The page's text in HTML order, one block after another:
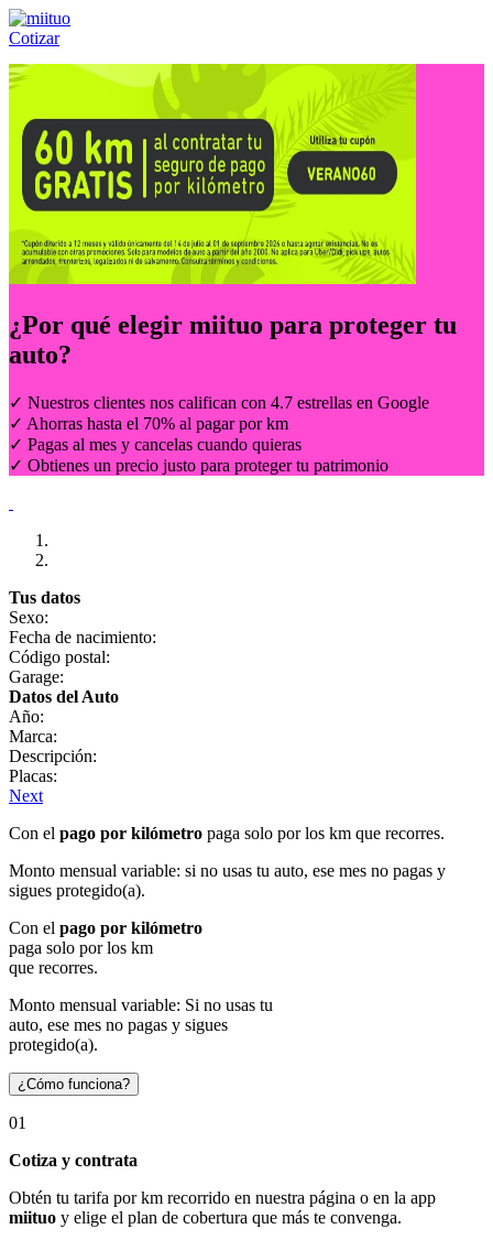
Cotizar
Llámanos al:(55) 84-21-05-00 ó
¿Por qué elegir miituo para proteger tu
auto?
✓ Nuestros clientes nos califican con 4.7 estrellas en Google
✓ Ahorras hasta el 70% al pagar por km
✓ Pagas al mes y cancelas cuando quieras
✓ Obtienes un precio justo para proteger tu patrimonio
Tus datos
Sexo:
Fecha de nacimiento:
Código postal:
Garage:
Datos del Auto
Año:
Marca:
Descripción:
Placas:
Next
Con el pago por kilómetro paga solo por los km que recorres.
Monto mensual variable: si no usas tu auto, ese mes no pagas y
sigues protegido(a).
Con el pago por kilómetro
paga solo por los km
que recorres.
Monto mensual variable: Si no usas tu
auto, ese mes no pagas y sigues
protegido(a).
¿Cómo funciona?
01
Cotiza y contrata
Obtén tu tarifa por km recorrido en nuestra página o en la app
miituo y elige el plan de cobertura que más te convenga.